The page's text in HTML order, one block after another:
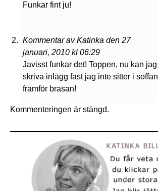
Funkar fint ju!
Kommentar av Katinka den 27
januari, 2010 kl 06:29
Javisst funkar det! Toppen, nu kan jag
skriva inlägg fast jag inte sitter i soffan
framför brasan!
Kommenteringen är stängd.